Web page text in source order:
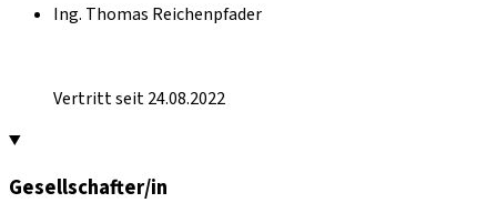
Ing. Thomas Reichenpfader
Vertritt seit 24.08.2022
Gesellschafter/in